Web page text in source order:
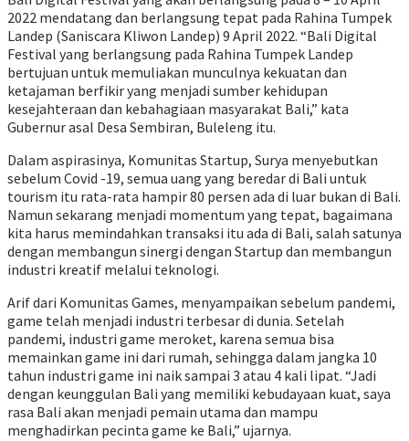
2022 mendatang dan berlangsung tepat pada Rahina Tumpek
Landep (Saniscara Kliwon Landep) 9 April 2022. “Bali Digital
Festival yang berlangsung pada Rahina Tumpek Landep
bertujuan untuk memuliakan munculnya kekuatan dan
ketajaman berfikir yang menjadi sumber kehidupan
kesejahteraan dan kebahagiaan masyarakat Bali,” kata
Gubernur asal Desa Sembiran, Buleleng itu.
Dalam aspirasinya, Komunitas Startup, Surya menyebutkan
sebelum Covid -19, semua uang yang beredar di Bali untuk
tourism itu rata-rata hampir 80 persen ada di luar bukan di Bali.
Namun sekarang menjadi momentum yang tepat, bagaimana
kita harus memindahkan transaksi itu ada di Bali, salah satunya
dengan membangun sinergi dengan Startup dan membangun
industri kreatif melalui teknologi.
Arif dari Komunitas Games, menyampaikan sebelum pandemi,
game telah menjadi industri terbesar di dunia. Setelah
pandemi, industri game meroket, karena semua bisa
memainkan game ini dari rumah, sehingga dalam jangka 10
tahun industri game ini naik sampai 3 atau 4 kali lipat. “Jadi
dengan keunggulan Bali yang memiliki kebudayaan kuat, saya
rasa Bali akan menjadi pemain utama dan mampu
menghadirkan pecinta game ke Bali,” ujarnya.